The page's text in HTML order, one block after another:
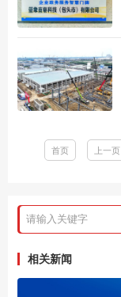
首页 上一页
相关新闻